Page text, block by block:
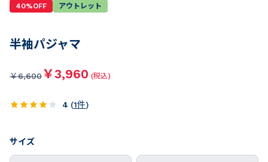
40%OFF アウトレット
半袖パジャマ
￥6,600￥3,960 (税込)
4 (1件)
サイズ